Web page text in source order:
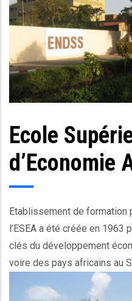
Ecole
d’Economie
Body
Etablissement de
l’ESEA a été créée en
clés du développement
voire des pays africains au